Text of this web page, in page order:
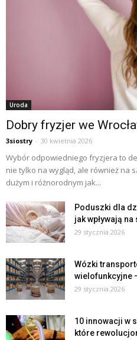
Uroda
Dobry fryzjer we
3siostry - 30 kwietnia 2026
Wybór odpowiedniego fryzjera to
nie tylko na wygląd, ale również na
dużym i różnorodnym jak...
Poduszki dla
jak wpływają
29 stycznia 2026
Wózki
wielofunkcyjne
29 stycznia 2026
10 innowacji w
które